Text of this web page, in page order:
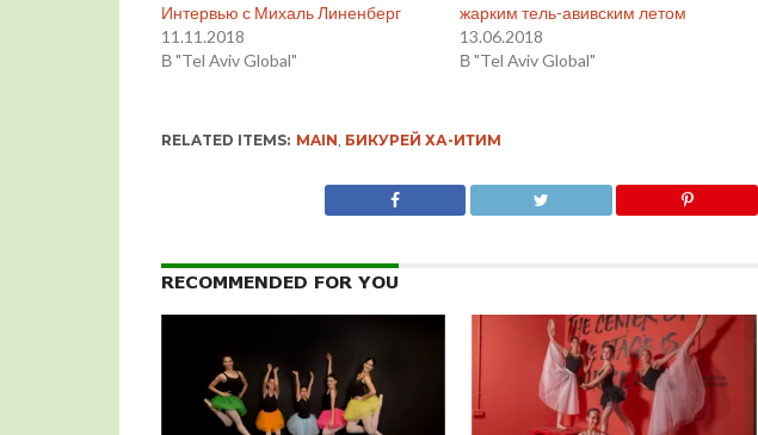
Интервью с Михаль Линенберг
11.11.2018
В "Tel Aviv Global"
жарким тель-авивским летом
13.06.2018
В "Tel Aviv Global"
RELATED ITEMS: MAIN БИКУРЕЙ ХА-ИТИМ
RECOMMENDED FOR YOU